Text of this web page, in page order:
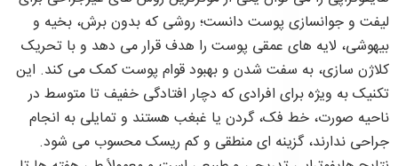
لیفت و جوانسازی پوست دانست؛ روشی که بدون برش، بخیه و
بیهوشی، لایه های عمقی پوست را هدف قرار می دهد و با تحریک
کلاژن سازی، به سفت شدن و بهبود قوام پوست کمک می کند. این
تکنیک به ویژه برای افرادی که دچار افتادگی خفیف تا متوسط در
ناحیه صورت، خط فک، گردن یا غبغب هستند و تمایلی به انجام
جراحی ندارند، گزینه ای منطقی و کم ریسک محسوب می شود.